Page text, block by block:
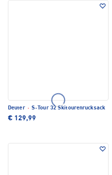
Deuter · S-Tour 32 Skitourenrucksack
€ 129,99